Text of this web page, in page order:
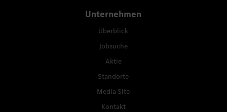
Unternehmen
Überblick
Jobsuche
Aktie
Standorte
Media Site
Kontakt